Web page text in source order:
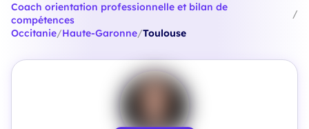
Coach orientation professionnelle et bilan de
compétences
/
Occitanie/Haute-Garonne/Toulouse